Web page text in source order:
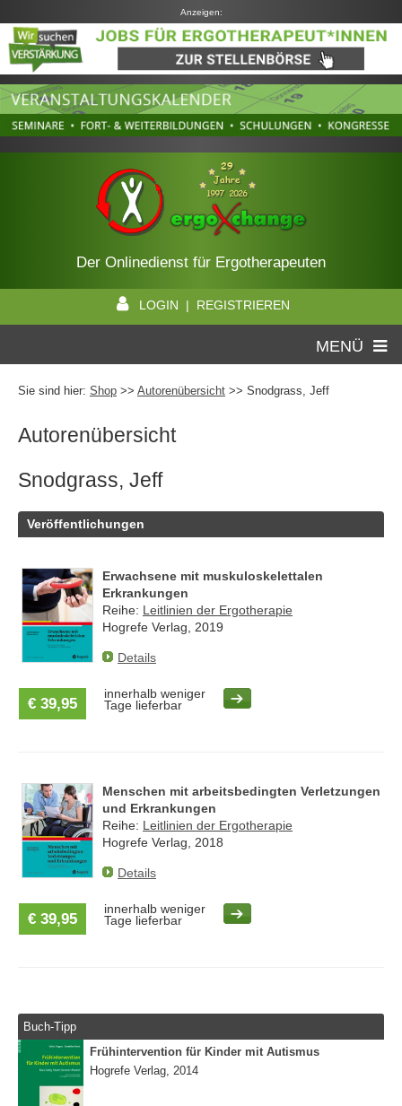
Anzeigen:
Der Onlinedienst für Ergotherapeuten
LOGIN | REGISTRIEREN
MENÜ
Sie sind hier: Shop >> Autorenübersicht >> Snodgrass, Jeff
Autorenübersicht
Snodgrass, Jeff
Veröffentlichungen
Erwachsene mit muskuloskelettalen
Erkrankungen
Reihe: Leitlinien der Ergotherapie
Hogrefe Verlag, 2019
Details
€ 39,95
innerhalb weniger
Tage lieferbar
Menschen mit arbeitsbedingten Verletzungen
und Erkrankungen
Reihe: Leitlinien der Ergotherapie
Hogrefe Verlag, 2018
Details
€ 39,95
innerhalb weniger
Tage lieferbar
Buch-Tipp
Frühintervention für Kinder mit Autismus
Hogrefe Verlag, 2014